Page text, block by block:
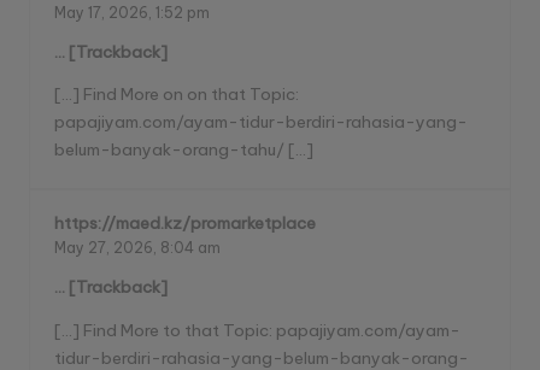
May 17, 2026, 1:52 pm
… [Trackback]
[…] Find More on on that Topic:
papajiyam.com/ayam-tidur-berdiri-rahasia-yang-
belum-banyak-orang-tahu/ […]
https://maed.kz/promarketplace
May 27, 2026, 8:04 am
… [Trackback]
[…] Find More to that Topic: papajiyam.com/ayam-
tidur-berdiri-rahasia-yang-belum-banyak-orang-